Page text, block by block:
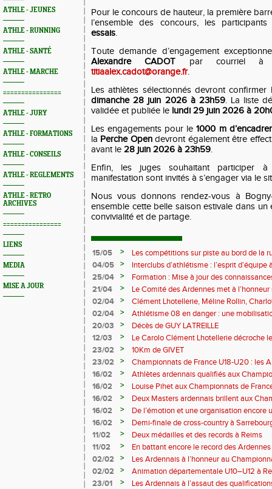
ATHLE - JEUNES
ATHLE - RUNNING
ATHLE - SANTÉ
ATHLE - MARCHE
================
ATHLE - JURY
ATHLE - FORMATIONS
ATHLE - CONSEILS
ATHLE - REGLEMENTS
ATHLE - RETRO
ARCHIVES
================
LIENS
MEDIA
MISE A JOUR
Pour le concours de hauteur, la première
l’ensemble des concours, les
essais.
Toute demande d’engagement
Alexandre CADOT par courriel à
titiaalex.cadot@orange.fr.
Les athlètes sélectionnés devront
dimanche 28 juin 2026 à 23h59. La liste
validée et publiée le lundi 29 juin 2026 à
Les engagements pour le1000 m
la Perche Opendevront également être
avant le 28 juin 2026 à 23h59.
Enfin, les juges souhaitant participer à
manifestation sont invités à s’engager via le
Nous vous donnons rendez-vous à
ensemble cette belle saison estivale dans
convivialité et de partage.
15/05 >
Les compétitions sur piste au bord de la
04/05
>
Interclubs d’athlétisme : l’esprit d’équipe
rempart contre la sédentarité des jeunes
25/04 >
Formation : Mise à jour des
M372)
21/04 >
Le Comité des Ardennes met à
02/04
>
Clément Lhotellerie, Méline Rollin,
prolifique pour les coureurs ardennais
02/04 >
Athlétisme 08 en danger : une
20/03
>
Décès de GUY LATREILLE
12/03
>
Le Carolo Clément Lhotellerie décroche
master de cross-country
23/02 >
10Km de GIVET
23/02
>
Championnats de France U18-U20 : les
Val-de-Reuil
16/02 >
Athlètes ardennais qualifiés aux
en salle
16/02 >
Louise Pihet aux Championnats de
16/02
>
Deux Masters ardennais brillent aux
Saint‑Brieuc
16/02 >
De l’émotion et une organisation encore
Trail 2026
16/02 >
Demi-finale de cross-country à
boue… et à la fête !
11/02 >
Deux médailles et des records à Reims
11/02
>
En battant encore le record des
Pihet ira aux championnats de France
02/02 >
Les Ardennais à l’honneur au
02/02
>
Animation départementale U10–U12 à
avant tout
23/01 >
Les Ardennais à l’assaut des